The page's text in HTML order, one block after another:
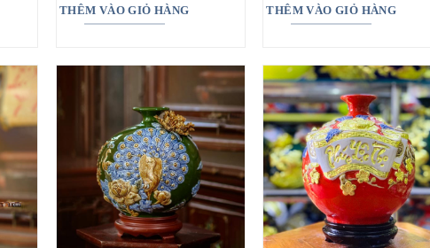
THÊM VÀO GIỎ HÀNG THÊM VÀO GIỎ HÀNG